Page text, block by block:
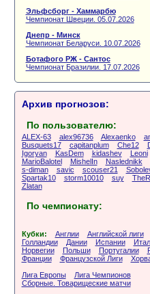
Эльфсборг - Хаммарбю
Чемпионат Швеции. 05.07.2026
Днепр - Минск
Чемпионат Беларуси. 10.07.2026
Ботафого РЖ - Сантос
Чемпионат Бразилии. 17.07.2026
Архив прогнозов:
По пользователю:
ALEX-63
alex96736 Alexaenko
Busquets17
capitanplum Che12
Igoryan
KasDem kidashev Leoni
MarioBalotel
MishelIn Naslednikk
s-diman
savic scouser21
Spartak10
storm10010 suy
Zlatan
По чемпионату:
Кубки: Англии Английской лиги
Голландии
Дании Испании
Норвегии
Польши Португалии
Франции
Французской Лиги
Лига Европы
Лига Чемпионов
Сборные. Товарищеские матчи